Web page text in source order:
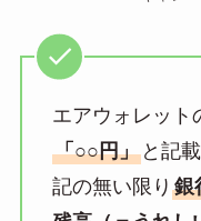
エアウォレット
「○○円」と記
記の無い限り 銀